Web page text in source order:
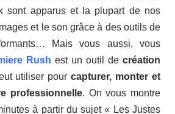
sont apparus et la plupart de nos
et le son grâce à des outils de
Mais vous aussi, vous
Rush est un outil decréation
utiliser pourcapturer, monter et
professionnelle. On vous montre
à partir du sujet « Les Justes